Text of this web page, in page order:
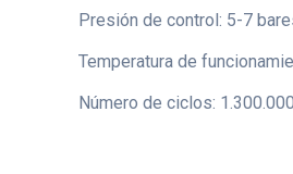
Presión de control: 5-7
Temperatura de
Número de ciclos: 1.300.000